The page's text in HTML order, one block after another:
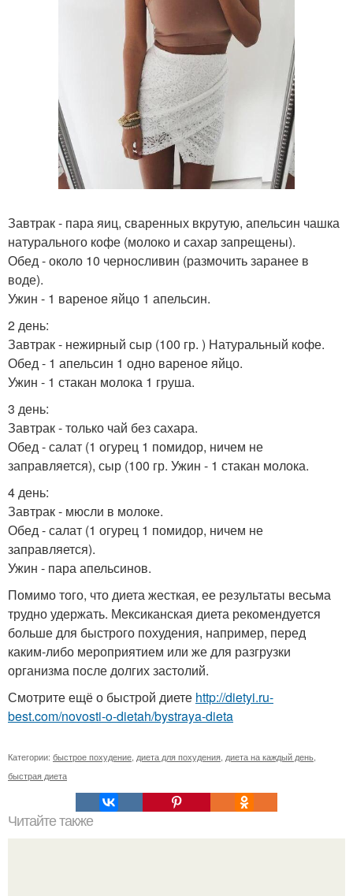
Завтрак - пара яиц, сваренных вкрутую, апельсин чашка
натурального кофе (молоко и сахар запрещены).
Обед - около 10 черносливин (размочить заранее в
воде).
Ужин - 1 вареное яйцо 1 апельсин.
2 день:
Завтрак - нежирный сыр (100 гр. ) Натуральный кофе.
Обед - 1 апельсин 1 одно вареное яйцо.
Ужин - 1 стакан молока 1 груша.
3 день:
Завтрак - только чай без сахара.
Обед - салат (1 огурец 1 помидор, ничем не
заправляется), сыр (100 гр. Ужин - 1 стакан молока.
4 день:
Завтрак - мюсли в молоке.
Обед - салат (1 огурец 1 помидор, ничем не
заправляется).
Ужин - пара апельсинов.
Помимо того, что диета жесткая, ее результаты весьма
трудно удержать. Мексиканская диета рекомендуется
больше для быстрого похудения, например, перед
каким-либо мероприятием или же для разгрузки
организма после долгих застолий.
Смотрите ещё о быстрой диете http://dietyi.ru-
best.com/novosti-o-dietah/bystraya-dieta
Категории: быстрое похудение диета для похудения диета на каждый день
быстрая диета
Читайте также